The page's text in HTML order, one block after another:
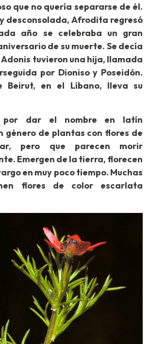
que no quería separarse de él.
desconsolada, Afrodita regresó
año se celebraba un gran
de su muerte. Se decía
tuvieron una hija, llamada
por Dioniso y Poseidón.
Beirut, en el Líbano, lleva su
por dar el nombre en latín
género de plantas con flores de
pero que parecen morir
Emergen de la tierra, florecen
en muy poco tiempo. Muchas
flores de color escarlata